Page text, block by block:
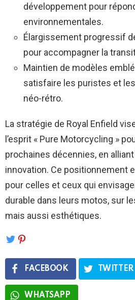
développement pour
environnementales.
Élargissement progressif
pour accompagner la
Maintien de modèles
satisfaire les puristes et
néo-rétro.
La stratégie de Royal Enfield
l’esprit « Pure Motorcycling »
prochaines décennies, en
innovation. Ce positionnement
pour celles et ceux qui
durable dans leurs motos, sur
mais aussi esthétiques.
FACEBOOK TWITTER
WHATSAPP